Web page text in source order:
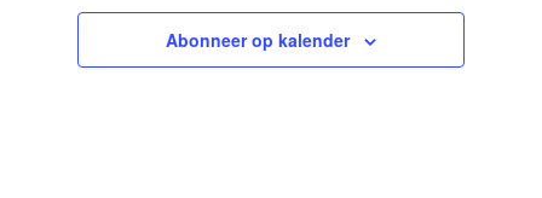
Abonneer op kalender